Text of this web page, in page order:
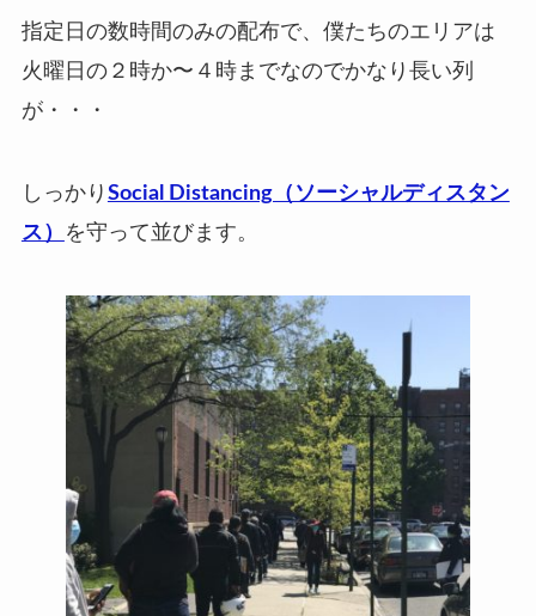
指定日の数時間のみの配布で、 僕たちのエリアは
火曜日の２時か〜４時までなのでかなり長い列
が・・・
しっかり Social Distancing（ソーシャルディスタン
ス）
を守って並びます。